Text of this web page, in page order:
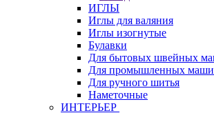
ИГЛЫ
Иглы для валяния
Иглы изогнутые
Булавки
Для бытовых швейных
Для промышленных
Для ручного шитья
Наметочные
ИНТЕРЬЕР